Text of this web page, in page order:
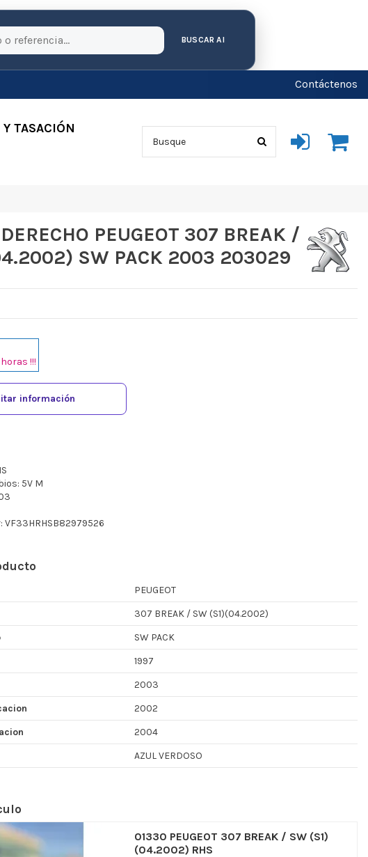
BUSCAR AI
Contáctenos
Y TASACIÓN
PEUGEOT 307 BREAK /
SW PACK 2003 203029
!!!
información
5V M
PEUGEOT
307 BREAK / SW (S1)(04.2002)
SW PACK
1997
2003
2002
2004
AZUL VERDOSO
01330 PEUGEOT 307 BREAK / SW (S1)
(04.2002) RHS